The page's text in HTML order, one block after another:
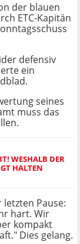
der blauen
ETC-Kapitän
defensiv
ein
seines
muss das
WESHALB DER
HALTEN
Pause:
hart. Wir
kompakt
Dies gelang.